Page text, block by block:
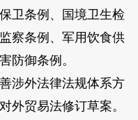
卫条例、国境卫生检
察条例、军用饮食供
防御条例。
外法律法规体系方
外贸易法修订草案。